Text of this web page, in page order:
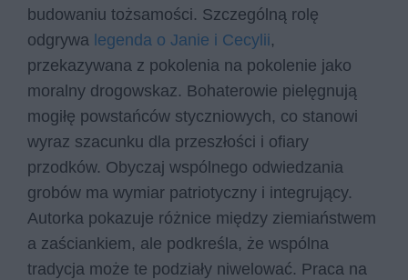
budowaniu tożsamości. Szczególną rolę
odgrywa legenda o Janie i Cecylii,
przekazywana z pokolenia na pokolenie jako
moralny drogowskaz. Bohaterowie pielęgnują
mogiłę powstańców styczniowych, co stanowi
wyraz szacunku dla przeszłości i ofiary
przodków. Obyczaj wspólnego odwiedzania
grobów ma wymiar patriotyczny i integrujący.
Autorka pokazuje różnice między ziemiaństwem
a zaściankiem, ale podkreśla, że wspólna
tradycja może te podziały niwelować. Praca na